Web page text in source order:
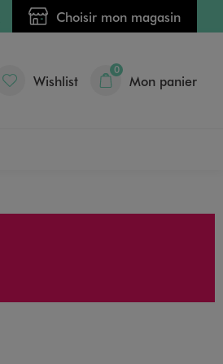
Choisir mon magasin
Wishlist
0
Mon panier